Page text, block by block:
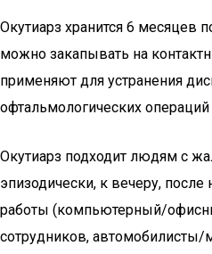
Окутиарз хранится 6 месяцев
можно закапывать на
применяют для устранения
офтальмологических
Окутиарз подходит людям с
эпизодически, к вечеру,
работы (компьютерный/
сотрудников, автомобилисты/